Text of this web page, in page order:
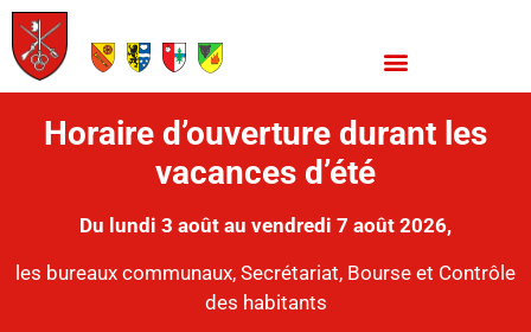
Horaire d’ouverture durant les
vacances d’été
Du lundi 3 août au vendredi 7 août 2026,
les bureaux communaux, Secrétariat, Bourse et Contrôle
des habitants